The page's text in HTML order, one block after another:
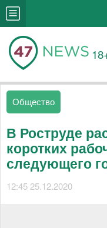
Общество
В Роструде
коротких
следующего
12:45 25.12.2020